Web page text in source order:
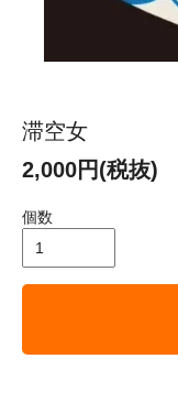
滞空女
2,000円(税抜)
個数